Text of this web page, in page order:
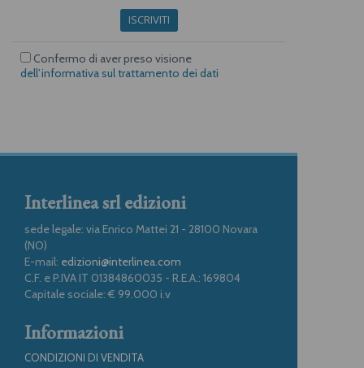
ISCRIVITI
Confermo di aver preso visione
dell’informativa sul trattamento dei dati
Interlinea srl edizioni
sede legale: via Enrico Mattei 21 - 28100 Novara
(NO)
E-mail: edizioni@interlinea.com
C.F. e P.IVA IT 01384860035 - R.E.A.: 169804
Capitale sociale: € 99.000 i.v
Informazioni
CONDIZIONI DI VENDITA